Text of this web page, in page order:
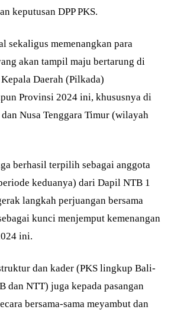
keputusan DPP PKS.
sekaligus memenangkan para
akan tampil maju bertarung di
Daerah (Pilkada)
Provinsi 2024 ini, khususnya di
Nusa Tenggara Timur (wilayah
berhasil terpilih sebagai anggota
keduanya) dari Dapil NTB 1
langkah perjuangan bersama
kunci menjemput kemenangan
ini.
dan kader (PKS lingkup Bali-
dan NTT) juga kepada pasangan
bersama-sama meyambut dan